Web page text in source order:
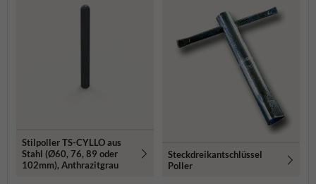
Stilpoller TS-CYLLO aus
Stahl (Ø60, 76, 89 oder
102mm), Anthrazitgrau
Steckdreikantschlüssel
Poller